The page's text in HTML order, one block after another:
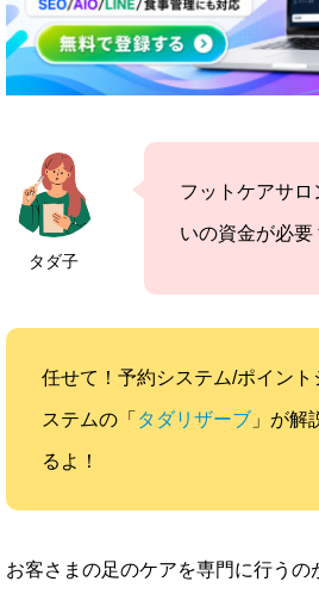
タダ子
フットケアサロ
いの資金が必要
任せて！予約システム/ポイント
ステムの「 タダリザーブ 」が解
るよ！
お客さまの足のケアを専門に行うの